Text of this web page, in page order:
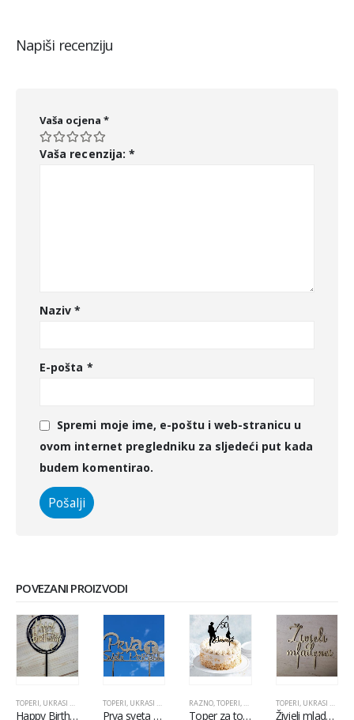
Napiši recenziju
Vaša ocjena *
Vaša recenzija:*
Naziv*
E-pošta *
Spremi moje ime, e-poštu i web-stranicu u
ovom internet pregledniku za sljedeći put kada
budem komentirao.
POVEZANI PROIZVODI
TOPERI, UKRASI ZA TORTE TOPPER
Happy Birthday toper – ukras za tortu
TOPERI, UKRASI ZA TORTE TOPPER
Prva sveta pričest toper ukras za tortu
RAZNO,TOPERI, UKRASI ZA TORTE TOPPER
Toper za tortu Ribič
TOPERI, UKRASI ZA TORTE TOPPER
Živjeli mladenci toper ukras za tortu